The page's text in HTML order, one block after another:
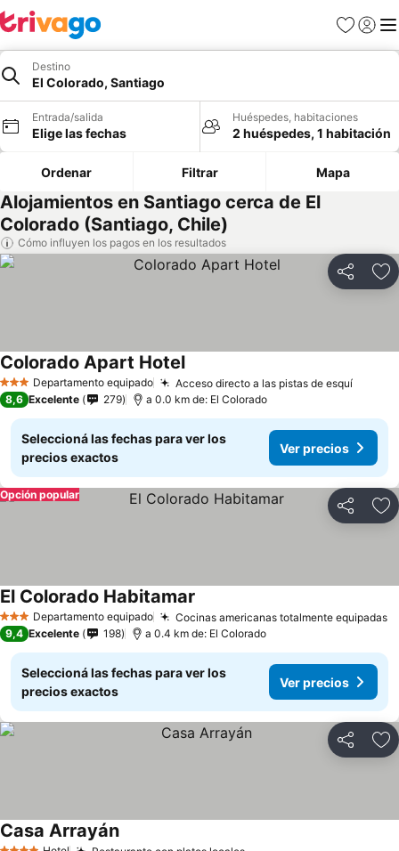
Favoritos
Iniciar
Destino
El Colorado, Santiago
Entrada/salida
Elige las fechas
Huéspedes, habitaciones
2 huéspedes, 1 habitación
Ordenar Filtrar Mapa
Alojamientos en Santiago cerca de El
Colorado (Santiago, Chile)
Cómo influyen los pagos en los resultados
Compartir
3 EstrellasDepartamento equipado Acceso directo a las pistas de esquí
Colorado Apart Hotel
8,6 Excelente 279 a 0.0 km de: El Colorado
Seleccioná las fechas para ver los
precios exactos
Ver precios
Compartir
Opción popular
3 EstrellasDepartamento equipado Cocinas americanas totalmente equipadas
El Colorado Habitamar
9,4 Excelente 198 a 0.4 km de: El Colorado
Seleccioná las fechas para ver los
precios exactos
Ver precios
Compartir
Casa Arrayán